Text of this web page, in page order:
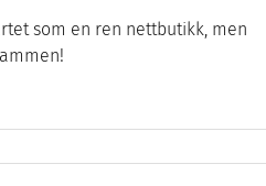
som en ren nettbutikk, men